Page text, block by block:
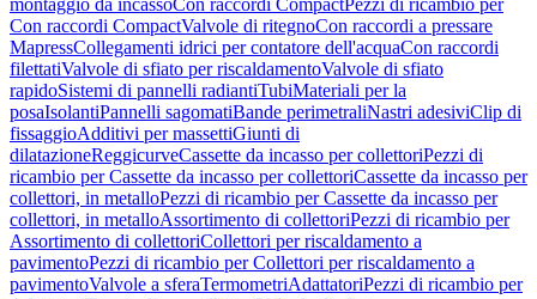
montaggio da incassoCon raccordi CompactPezzi di ricambio per
Con raccordi CompactValvole di ritegnoCon raccordi a pressare
MapressCollegamenti idrici per contatore dell'acquaCon raccordi
filettatiValvole di sfiato per riscaldamentoValvole di sfiato
rapidoSistemi di pannelli radiantiTubiMateriali per la
posaIsolantiPannelli sagomatiBande perimetraliNastri adesiviClip di
fissaggioAdditivi per massettiGiunti di
dilatazioneReggicurveCassette da incasso per collettoriPezzi di
ricambio per Cassette da incasso per collettoriCassette da incasso per
collettori, in metalloPezzi di ricambio per Cassette da incasso per
collettori, in metalloAssortimento di collettoriPezzi di ricambio per
Assortimento di collettoriCollettori per riscaldamento a
pavimentoPezzi di ricambio per Collettori per riscaldamento a
pavimentoValvole a sferaTermometriAdattatoriPezzi di ricambio per